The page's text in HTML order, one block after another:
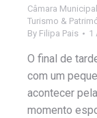
Câmara Municipal
Turismo &
By Filipa Pais 1
O final de
com um
acontecer
momento